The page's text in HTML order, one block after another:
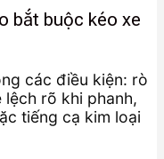
bắt buộc kéo xe
các điều kiện: rò
lệch rõ khi phanh,
tiếng cạ kim loại